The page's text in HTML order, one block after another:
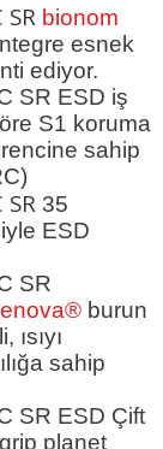
bionom
esnek
ediyor.
SR ESD iş
S1 koruma
sahip
35
ESD
SR
burun
sahip
SR ESD Çift
planet